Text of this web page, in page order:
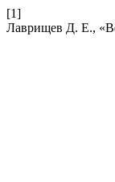
[1]
Лаврищев Д. Е.,